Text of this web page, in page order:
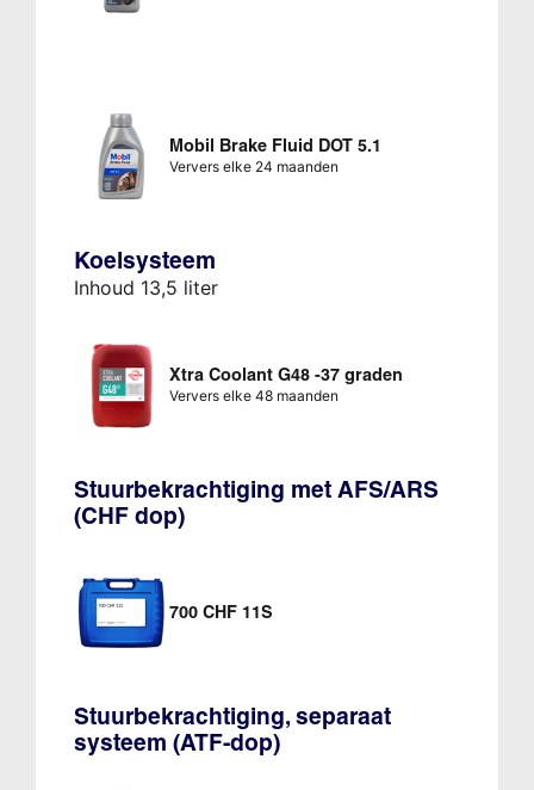
Mobil Brake Fluid DOT 5.1
Ververs elke 24 maanden
Koelsysteem
Inhoud 13,5 liter
Xtra Coolant G48 -37 graden
Ververs elke 48 maanden
Stuurbekrachtiging met AFS/ARS
(CHF dop)
700 CHF 11S
Stuurbekrachtiging, separaat
systeem (ATF-dop)